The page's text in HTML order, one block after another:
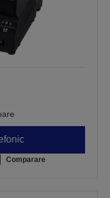
Comparare